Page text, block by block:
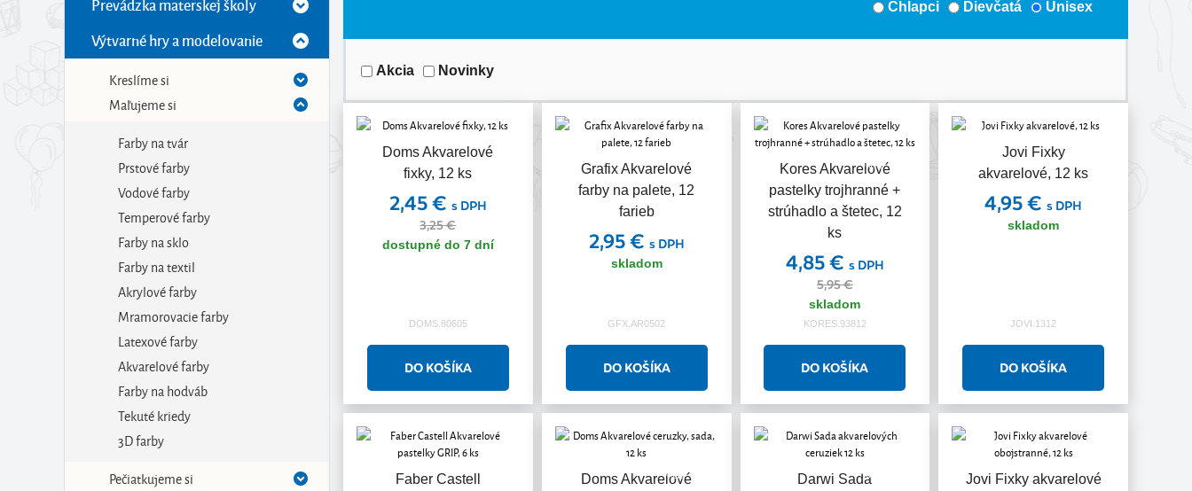
Prevádzka materskej školy
Výtvarné hry a modelovanie
Kreslíme si
Maľujeme si
Farby na tvár
Prstové farby
Vodové farby
Temperové farby
Farby na sklo
Farby na textil
Akrylové farby
Mramorovacie farby
Latexové farby
Akvarelové farby
Farby na hodváb
Tekuté kriedy
3D farby
Pečiatkujeme si
Chlapci
Dievčatá Unisex
Akcia Novinky
Doms Akvarelové
fixky, 12 ks
Akcia
2,45 € s DPH
3,25 €
dostupné do 7 dní
DOMS.80605
Grafix Akvarelové
farby na palete, 12
farieb
2,95 € s DPH
skladom
GFX.AR0502
Kores Akvarelové
pastelky trojhranné +
strúhadlo a štetec, 12
ks
Akcia
4,85 € s DPH
5,95 €
skladom
KORES.93812
Jovi Fixky
akvarelové, 12 ks
4,95 €s DPH
skladom
JOVI.1312
Faber Castell
Doms Akvarelové
Akcia
Darwi Sada
Akcia
Jovi Fixky akvarelové